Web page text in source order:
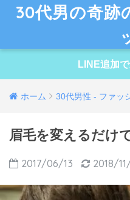
30代男の奇跡
LINE追加
ホーム 30代男性 - ファッ
眉毛を変えるだけ
2017/06/13 2018/